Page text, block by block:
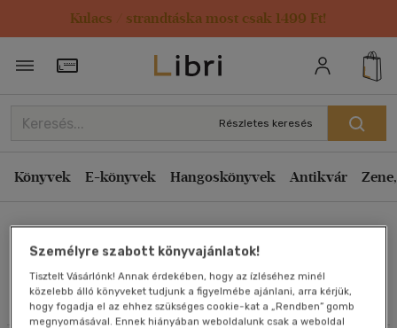
Kulacs / strandtáska most csak 1499 Ft!
Törzsvásárlói Kártya adatai
Részletes keresés
Könyvek E-könyvek Hangoskönyvek Antikvár
Művei
Rendezés
Kiadás éve szerint csökkenő
Ár szerint csökkenő
Eladott darabszám szerint csökkenő
Eladott darabszám szerint növekvő
Cím szerint A-Z
Szerző szerint A-Z
Személyre szabott könyvajánlatok!
Tisztelt Vásárlónk! Annak érdekében, hogy az ízléséhez minél
közelebb álló könyveket tudjunk a figyelmébe ajánlani, arra kérjük,
hogy fogadja el az ehhez szükséges cookie-kat a „Rendben” gomb
megnyomásával. Ennek hiányában weboldalunk csak a weboldal